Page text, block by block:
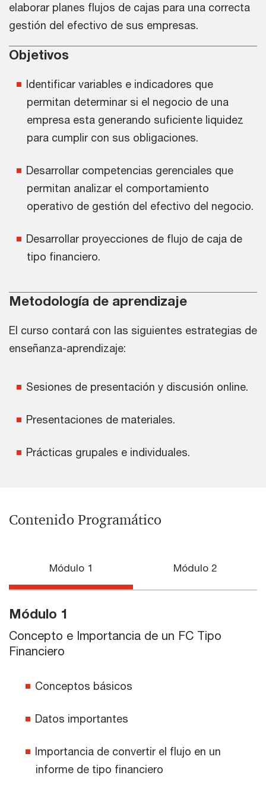
elaborar planes flujos de cajas para una correcta
gestión del efectivo de sus empresas.
Objetivos
Identificar variables e indicadores que
permitan determinar si el negocio de una
empresa esta generando suficiente liquidez
para cumplir con sus obligaciones.
Desarrollar competencias gerenciales que
permitan analizar el comportamiento
operativo de gestión del efectivo del negocio.
Desarrollar proyecciones de flujo de caja de
tipo financiero.
Metodología de aprendizaje
El curso contará con las siguientes estrategias de
enseñanza-aprendizaje:
Sesiones de presentación y discusión online.
Presentaciones de materiales.
Prácticas grupales e individuales.
Contenido Programático
Módulo 1 Módulo 2
Módulo 1
Concepto e Importancia de un FC Tipo
Financiero
Conceptos básicos
Datos importantes
Importancia de convertir el flujo en un
informe de tipo financiero